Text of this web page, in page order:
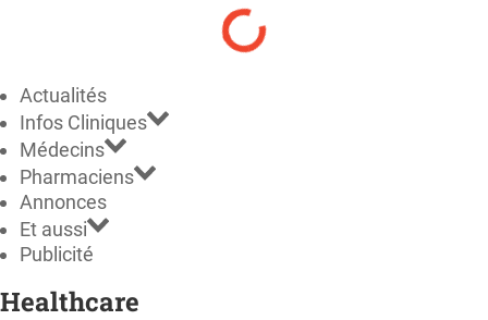
Actualités
Infos Cliniques
Médecins
Pharmaciens
Annonces
Et aussi
Publicité
Healthcare